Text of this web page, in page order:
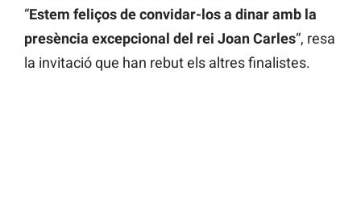
“Estem feliços de convidar-los a dinar amb la
presència excepcional del rei Joan Carles“, resa
la invitació que han rebut els altres finalistes.